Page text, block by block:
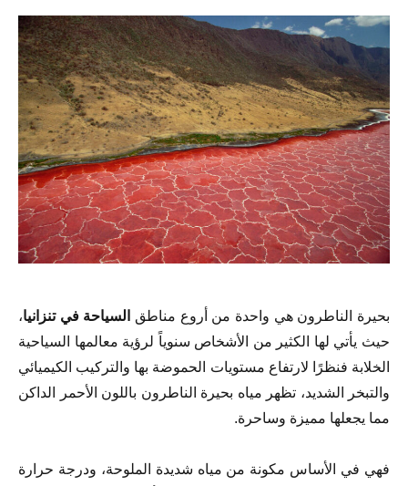
بحيرة الناطرون هي واحدة من أروع مناطق السياحة في تنزانيا،
حيث يأتي لها الكثير من الأشخاص سنوياً لرؤية معالمها السياحية
الخلابة فنظرًا لارتفاع مستويات الحموضة بها والتركيب الكيميائي
والتبخر الشديد، تظهر مياه بحيرة الناطرون باللون الأحمر الداكن
مما يجعلها مميزة وساحرة.
فهي في الأساس مكونة من مياه شديدة الملوحة، ودرجة حرارة